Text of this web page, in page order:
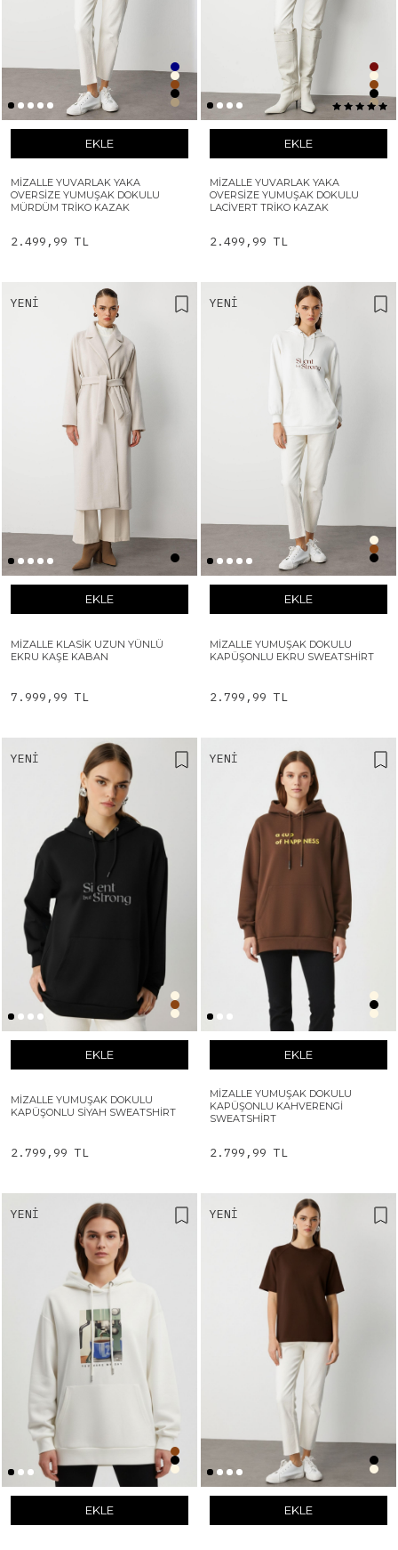
EKLE
MIZALLE YUVARLAK YAKA
OVERSIZE YUMUŞAK DOKULU
MÜRDÜM TRIKO KAZAK
2.499,99 TL
EKLE
MIZALLE YUVARLAK YAKA
OVERSIZE YUMUŞAK DOKULU
LACIVERT TRIKO KAZAK
2.499,99 TL
YENI
EKLE
MIZALLE KLASIK UZUN YÜNLÜ
EKRU KAŞE KABAN
7.999,99 TL
YENI
EKLE
MIZALLE YUMUŞAK DOKULU
KAPÜŞONLU EKRU SWEATSHIRT
2.799,99 TL
YENI
EKLE
MIZALLE YUMUŞAK DOKULU
KAPÜŞONLU SIYAH SWEATSHIRT
2.799,99 TL
YENI
EKLE
MIZALLE YUMUŞAK DOKULU
KAPÜŞONLU KAHVERENGI
SWEATSHIRT
2.799,99 TL
YENI
EKLE
YENI
EKLE